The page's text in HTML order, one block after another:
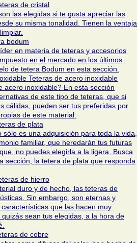
de cristal
las elegidas si te gusta apreciar las
su misma tonalidad. Tienen la ventaja
bodum
en materia de teteras y accesorios
en el mercado en los últimos
de tetera Bodum en esta sección.
Teteras de acero inoxidable
acero inoxidable? En esta sección
de este tipo de teteras, que si
cálidas, pueden ser tus preferidas por
de este material.
de plata
sólo es una adquisición para toda la vida,
familiar, que heredarán tus futuras
no puedes elegirla a la ligera. Busca
sección, la tetera de plata que responda
de hierro
duro y de hecho, las teteras de
Sin embargo, son eternas y
que las hacen muy
sean tus elegidas, a la hora de
de cobre